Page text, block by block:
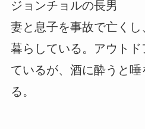
ジョンチョルの長男
妻と息子を事故で亡くし
暮らしている。アウト
ているが、酒に酔うと
る。